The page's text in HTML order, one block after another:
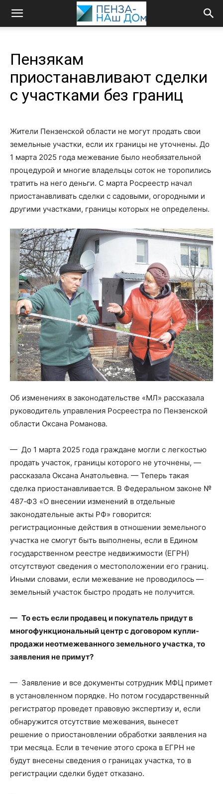
Пензякам
приостанавливают сделки
с участками без границ
Жители Пензенской области не могут продать свои
земельные участки, если их границы не уточнены. До
1 марта 2025 года межевание было необязательной
процедурой и многие владельцы соток не торопились
тратить на него деньги. С марта Росреестр начал
приостанавливать сделки с садовыми, огородными и
другими участками, границы которых не определены.
Об изменениях в законодательстве «МЛ» рассказала
руководитель управления Росреестра по Пензенской
области Оксана Романова.
— До 1 марта 2025 года граждане могли с легкостью
продать участок, границы которого не уточнены, —
рассказала Оксана Анатольевна. — Теперь такая
сделка приостанавливается. В Федеральном законе №
487‑ФЗ «О внесении изменений в отдельные
законодательные акты РФ» говорится:
регистрационные действия в отношении земельного
участка не смогут быть выполнены, если в Едином
государственном реестре недвижимости (ЕГРН)
отсутствуют сведения о местоположении его границ.
Иными словами, если межевание не проводилось —
земельный участок быстро продать не получится.
— То есть если продавец и покупатель придут в
многофункциональный центр с договором купли­
продажи неотмежеванного земельного участка, то
заявления не примут?
— Заявление и все документы сотрудник МФЦ примет
в установленном порядке. Но потом государственный
регистратор проведет правовую экспертизу и, если
обнаружится отсутствие межевания, вынесет
решение о приостановлении обработки заявления на
три месяца. Если в течение этого срока в ЕГРН не
будут внесены сведения о границах участка, то в
регистрации сделки будет отказано.